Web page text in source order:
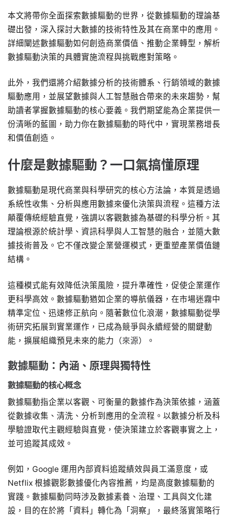
本文將帶你全面探索數據驅動的世界，從數據驅動的理論基
礎出發，深入探討大數據的技術特性及其在商業中的應用。
詳細闡述數據驅動如何創造商業價值、推動企業轉型，解析
數據驅動決策的具體實施流程與挑戰應對策略。
此外，我們還將介紹數據分析的技術體系、行銷領域的數據
驅動應用，並展望數據與人工智慧融合帶來的未來趨勢，幫
助讀者掌握數據驅動的核心要義。我們期望能為企業提供一
份清晰的藍圖，助力你在數據驅動的時代中，實現業務增長
和價值創造。
什麼是數據驅動？一口氣搞懂原理
數據驅動是現代商業與科學研究的核心方法論，本質是透過
系統性收集、分析與應用數據來優化決策與流程。這種方法
顛覆傳統經驗直覺，強調以客觀數據為基礎的科學分析。其
理論根源於統計學、資訊科學與人工智慧的融合，並隨大數
據技術普及。它不僅改變企業營運模式，更重塑產業價值鏈
結構。
這種模式能有效降低決策風險，提升準確性，促使企業運作
更科學高效。數據驅動猶如企業的導航儀器，在市場迷霧中
精準定位、迅速修正航向。隨著數位化浪潮，數據驅動從學
術研究拓展到實業運作，已成為競爭與永續經營的關鍵動
能，擴展組織預見未來的能力（來源）。
數據驅動：內涵、原理與獨特性
數據驅動的核心概念
數據驅動指企業以客觀、可衡量的數據作為決策依據，涵蓋
從數據收集、清洗、分析到應用的全流程。以數據分析及科
學驗證取代主觀經驗與直覺，使決策建立於客觀事實之上，
並可追蹤其成效。
例如，Google 運用內部資料追蹤績效與員工滿意度，或
Netflix 根據觀影數據優化內容推薦，均是高度數據驅動的
實踐。數據驅動同時涉及數據素養、治理、工具與文化建
設，目的在於將「資料」轉化為「洞察」，最終落實策略行